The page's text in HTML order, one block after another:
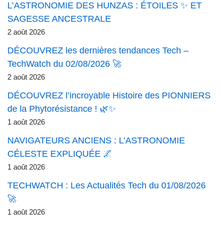
L’ASTRONOMIE DES HUNZAS : ÉTOILES ✨ ET
SAGESSE ANCESTRALE
2 août 2026
DÉCOUVREZ les dernières tendances Tech –
TechWatch du 02/08/2026 🚀
2 août 2026
DÉCOUVREZ l’incroyable Histoire des PIONNIERS
de la Phytorésistance ! 🌿✨
1 août 2026
NAVIGATEURS ANCIENS : L’ASTRONOMIE
CÉLESTE EXPLIQUÉE 🌌
1 août 2026
TECHWATCH : Les Actualités Tech du 01/08/2026
🚀
1 août 2026